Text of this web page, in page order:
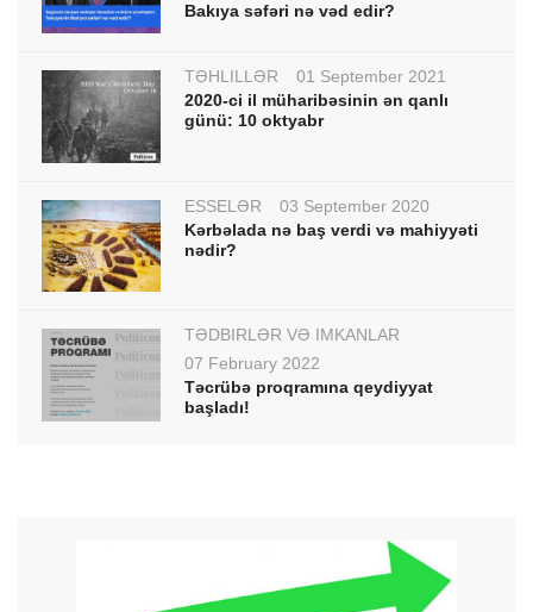
Bakıya səfəri nə vəd edir?
TƏHLİLLƏR
01 September 2021
2020-ci il müharibəsinin ən qanlı
günü: 10 oktyabr
ESSELƏR
03 September 2020
Kərbəlada nə baş verdi və mahiyyəti
nədir?
TƏDBİRLƏR VƏ İMKANLAR
07 February 2022
Təcrübə proqramına qeydiyyat
başladı!